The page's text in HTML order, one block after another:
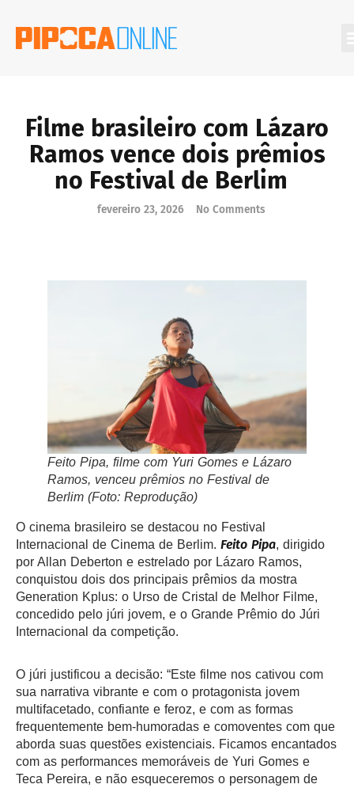
Filme brasileiro com Lázaro
Ramos vence dois prêmios
no Festival de Berlim
fevereiro 23, 2026 No Comments
Feito Pipa, filme com Yuri Gomes e Lázaro
Ramos, venceu prêmios no Festival de
Berlim (Foto: Reprodução)
O cinema brasileiro se destacou no Festival
Internacional de Cinema de Berlim. Feito Pipa, dirigido
por Allan Deberton e estrelado por Lázaro Ramos,
conquistou dois dos principais prêmios da mostra
Generation Kplus: o Urso de Cristal de Melhor Filme,
concedido pelo júri jovem, e o Grande Prêmio do Júri
Internacional da competição.
O júri justificou a decisão: “Este filme nos cativou com
sua narrativa vibrante e com o protagonista jovem
multifacetado, confiante e feroz, e com as formas
frequentemente bem-humoradas e comoventes com que
aborda suas questões existenciais. Ficamos encantados
com as performances memoráveis de Yuri Gomes e
Teca Pereira, e não esqueceremos o personagem de